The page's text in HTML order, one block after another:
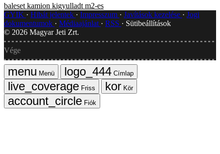
baleset kamion kigyulladt m2-es
GYIK
Hibát jelentek Impresszum Javítások kezelése
Jogi
dokumentumok
Médiaajánlat RSS
Sütibeállítások
© 2026 Magyar Jeti Zrt.
Vége
Menü
Címlap
Friss
Kör
Fiók